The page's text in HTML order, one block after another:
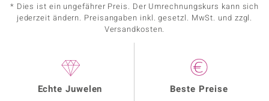
* Dies ist ein ungefährer Preis. Der Umrechnungskurs kann sich
jederzeit ändern. Preisangaben inkl. gesetzl. MwSt. und zzgl.
Versandkosten.
Echte Juwelen Beste Preise